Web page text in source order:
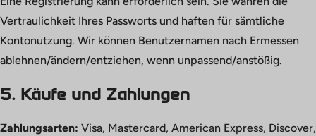
Vertraulichkeit Ihres Passworts und haften für sämtliche
Kontonutzung. Wir können Benutzernamen nach Ermessen
ablehnen/ändern/entziehen, wenn unpassend/anstößig.
5. Käufe und Zahlungen
Zahlungsarten: Visa, Mastercard, American Express, Discover,